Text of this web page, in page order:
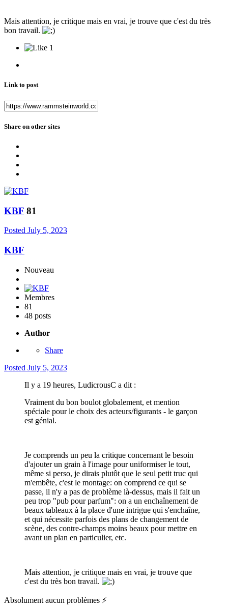
Mais attention, je critique mais en vrai, je trouve que c'est du très
bon travail.
1
Link to post
Share on other sites
KBF 81
Posted July 5, 2023
KBF
Nouveau
Membres
81
48 posts
Author
Share
Posted July 5, 2023
Il y a 19 heures, LudicrousC a dit :
Vraiment du bon boulot globalement, et mention
spéciale pour le choix des acteurs/figurants - le garçon
est génial.
Je comprends un peu la critique concernant le besoin
d'ajouter un grain à l'image pour uniformiser le tout,
même si perso, je dirais plutôt que le seul petit truc qui
m'embête, c'est le montage: on comprend ce qui se
passe, il n'y a pas de problème là-dessus, mais il fait un
peu trop "pub pour parfum": on a un enchaînement de
beaux tableaux à la place d'une intrigue qui s'enchaîne,
et qui nécessite parfois des plans de changement de
scène, des contre-champs moins beaux pour mettre en
avant un plan en particulier, etc.
Mais attention, je critique mais en vrai, je trouve que
c'est du très bon travail.
Absolument aucun problèmes ⚡